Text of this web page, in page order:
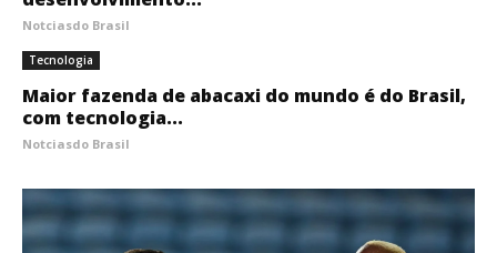
Notciasdo Brasil
Tecnologia
Maior fazenda de abacaxi do mundo é do Brasil,
com tecnologia...
Notciasdo Brasil